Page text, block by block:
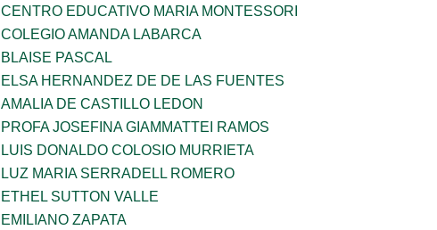
CENTRO EDUCATIVO MARIA MONTESSORI
COLEGIO AMANDA LABARCA
BLAISE PASCAL
ELSA HERNANDEZ DE DE LAS FUENTES
AMALIA DE CASTILLO LEDON
PROFA JOSEFINA GIAMMATTEI RAMOS
LUIS DONALDO COLOSIO MURRIETA
LUZ MARIA SERRADELL ROMERO
ETHEL SUTTON VALLE
EMILIANO ZAPATA